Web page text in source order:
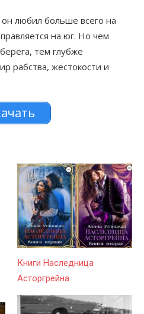
любил больше всего на
на юг. Но чем
тем глубже
рабства, жестокости и
Книги Наследница
Асторгрейна